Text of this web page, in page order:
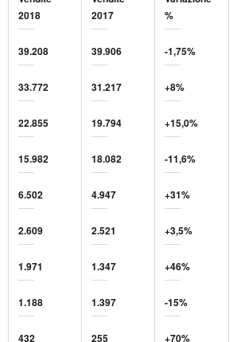
2018
2017
%
39.208 39.906 -1,75%
33.772 31.217 +8%
22.855 19.794 +15,0%
15.982 18.082 -11,6%
6.502 4.947 +31%
2.609 2.521 +3,5%
1.971 1.347 +46%
1.188 1.397 -15%
432 255 +70%